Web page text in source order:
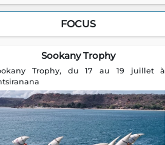
FOCUS
Sookany Trophy
Trophy, du 17 au 19 juillet à